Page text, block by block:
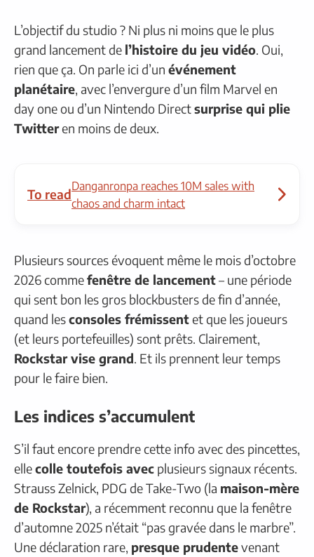
L’objectif du studio ? Ni plus ni moins que le plus
grand lancement de l’histoire du jeu vidéo. Oui,
rien que ça. On parle ici d’un événement
planétaire, avec l’envergure d’un film Marvel en
day one ou d’un Nintendo Directsurprise qui plie
Twitteren moins de deux.
To read
Danganronpa reaches 10M sales with
chaos and charm intact
Plusieurs sources évoquent même le mois d’octobre
2026 commefenêtre de lancement– une période
qui sent bon les gros blockbusters de fin d’année,
quand lesconsoles frémissentet que les joueurs
(et leurs portefeuilles) sont prêts. Clairement,
Rockstar vise grand. Et ils prennent leur temps
pour le faire bien.
Les indices s’accumulent
S’il faut encore prendre cette info avec des pincettes,
ellecolle toutefois avec plusieurs signaux récents.
Strauss Zelnick, PDG de Take-Two (la maison-mère
de Rockstar), a récemment reconnu que la fenêtre
d’automne 2025 n’était “pas gravée dans le marbre”.
Une déclaration rare, presque prudentevenant